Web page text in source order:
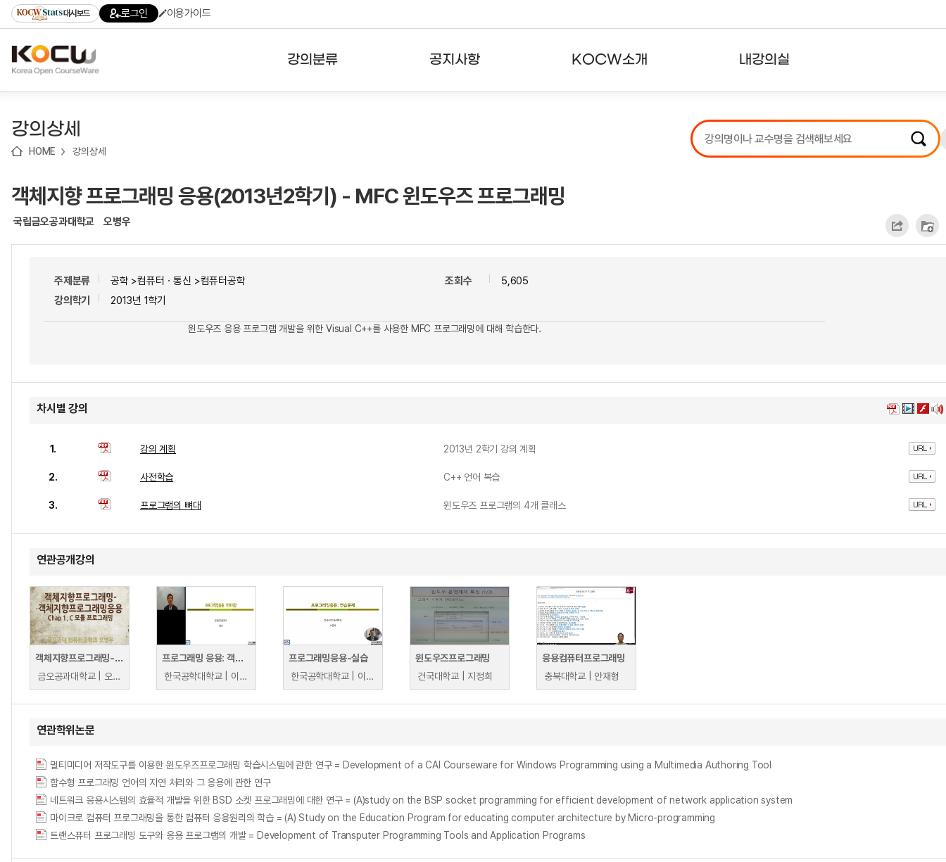
기
기
기
content)
가
대시보드 로그인 이용가이드
강의분류
테마강의
공지사항
서비스도움말
KOCW소개 내강의실
강의리스트
수강확인증강의
강의상세
HOME 강의상세
객체지향 프로그래밍 응용(2013년2학기) - MFC 윈도우즈 프로그래밍
국립금오공과대학교 오병우
주제분류
공학 >컴퓨터ㆍ통신 >컴퓨터공학
강의학기
2013년 1학기
조회수 5,605
윈도우즈 응용 프로그램 개발을 위한 Visual C++를 사용한 MFC 프로그래밍에 대해 학습한다.
차시별 강의
1. 강의 계획 2013년 2학기 강의 계획
2. 사전학습 C++ 언어 복습
3. 프로그램의 뼈대 윈도우즈 프로그램의 4개 클래스
연관공개강의
객체지향프로그래밍-객체지향프로그래밍응용 연계교육 동영상
금오공과대학교 | 오병우
프로그래밍 응용: 객체지향
한국공학대학교 | 이충석
프로그래밍응용-실습
한국공학대학교 | 이충석
윈도우즈프로그래밍
건국대학교 | 지정희
응용컴퓨터프로그래밍
충북대학교 | 안재형
연관학위논문
멀티미디어 저작도구를 이용한 윈도우즈프로그래밍 학습시스템에 관한 연구 = Development of a CAI Courseware for Windows Programming using a Multimedia Authoring Tool
함수형 프로그래밍 언어의 지연 처리와 그 응용에 관한 연구
네트워크 응용시스템의 효율적 개발을 위한 BSD 소켓 프로그래밍에 대한 연구 = (A)study on the BSP socket programming for efficient development of network application system
마이크로 컴퓨터 프로그래밍을 통한 컴퓨터 응용원리의 학습 = (A) Study on the Education Program for educating computer architecture by Micro-programming
트랜스퓨터 프로그래밍 도구와 응용 프로그램의 개발 = Development of Transputer Programming Tools and Application Programs